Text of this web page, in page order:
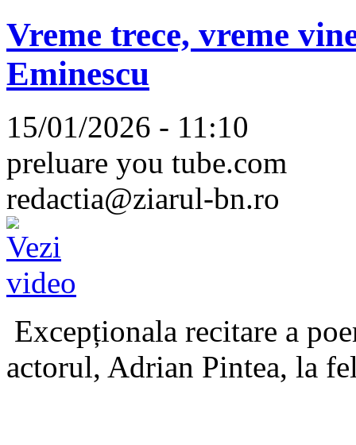
Vreme trece, vreme
Eminescu
15/01/2026 - 11:10
preluare you tube.com
redactia@ziarul-bn.ro
Excepționala recitare a
actorul, Adrian Pintea, la